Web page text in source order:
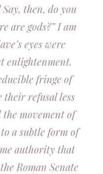
then, do you
are gods?” I am
eyes were
enlightenment.
fringe of
their refusal less
the movement of
a subtle form of
authority that
Roman Senate